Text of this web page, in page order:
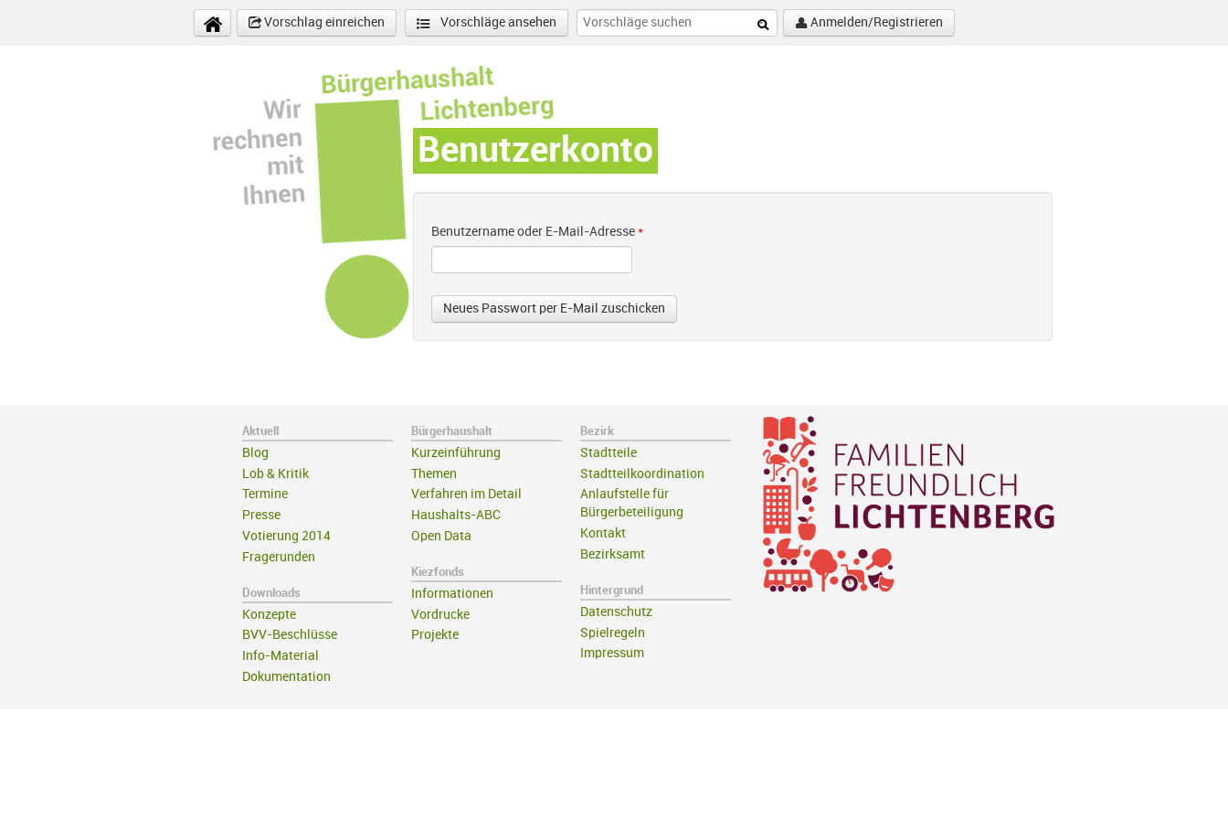
Vorschlag einreichen
Vorschläge ansehen Anmelden/Registrieren
Benutzerkonto
Benutzername oder E-Mail-Adresse *
Aktuell
Blog
Lob & Kritik
Termine
Presse
Votierung 2014
Fragerunden
Downloads
Konzepte
BVV-Beschlüsse
Info-Material
Dokumentation
Bürgerhaushalt
Kurzeinführung
Themen
Verfahren im Detail
Haushalts-ABC
Open Data
Kiezfonds
Informationen
Vordrucke
Projekte
Bezirk
Stadtteile
Stadtteilkoordination
Anlaufstelle für
Bürgerbeteiligung
Kontakt
Bezirksamt
Hintergrund
Datenschutz
Spielregeln
Impressum